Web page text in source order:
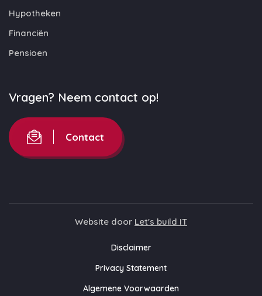
Hypotheken
Financiën
Pensioen
Vragen? Neem contact op!
Contact
Website door Let's build IT
Disclaimer
Privacy Statement
Algemene Voorwaarden